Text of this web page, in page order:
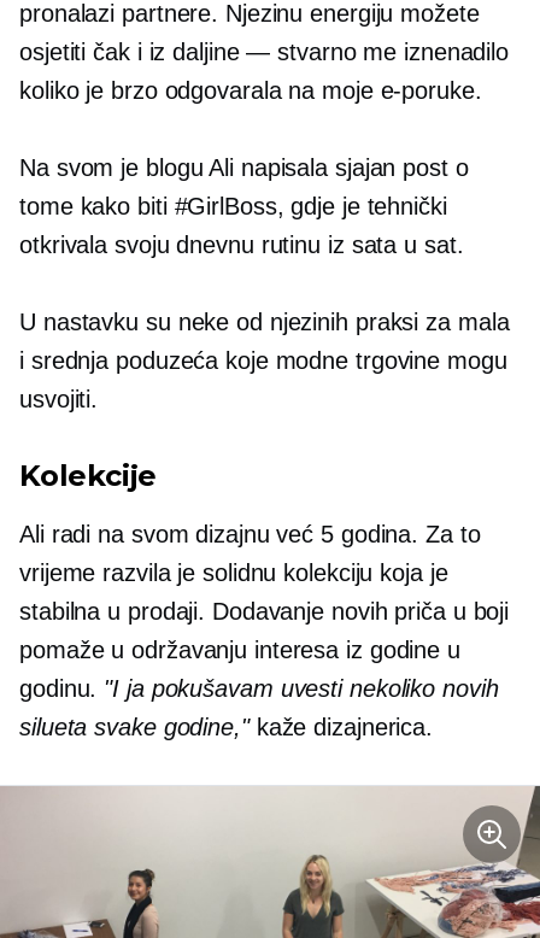
pronalazi partnere. Njezinu energiju možete
osjetiti čak i iz daljine — stvarno me iznenadilo
koliko je brzo odgovarala na moje e-poruke.
Na svom je blogu Ali napisala sjajan post o
tome kako biti #GirlBoss, gdje je tehnički
otkrivala svoju dnevnu rutinu iz sata u sat.
U nastavku su neke od njezinih praksi za mala
i srednja poduzeća koje modne trgovine mogu
usvojiti.
Kolekcije
Ali radi na svom dizajnu već 5 godina. Za to
vrijeme razvila je solidnu kolekciju koja je
stabilna u prodaji. Dodavanje novih priča u boji
pomaže u održavanju interesa iz godine u
godinu. "I ja pokušavam uvesti nekoliko novih
silueta svake godine,"kaže dizajnerica.